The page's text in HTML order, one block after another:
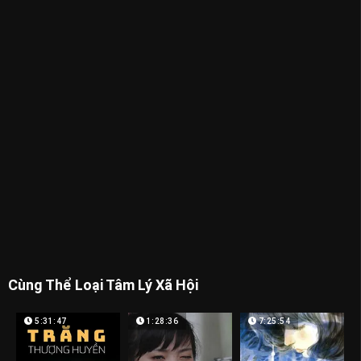
Cùng Thể Loại Tâm Lý Xã Hội
5:31:47 1:28:36 7:25:54